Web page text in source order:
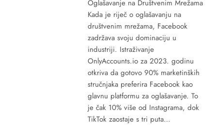
Oglašavanje na Društvenim Mrežama
Kada je riječ o oglašavanju na
društvenim mrežama, Facebook
zadržava svoju dominaciju u
industriji. Istraživanje
OnlyAccounts.io za 2023. godinu
otkriva da gotovo 90% marketinških
stručnjaka preferira Facebook kao
glavnu platformu za oglašavanje. To
je čak 10% više od Instagrama, dok
TikTok zaostaje s tri puta…